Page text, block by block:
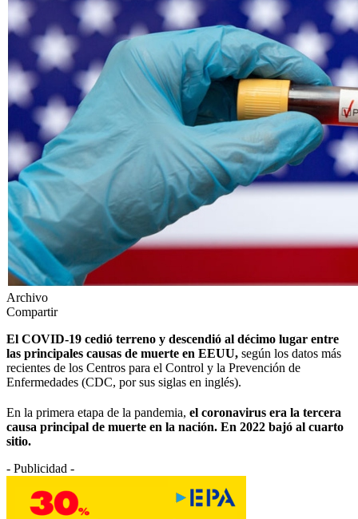
Archivo
Compartir
El COVID-19 cedió terreno y descendió al décimo lugar entre
las principales causas de muerte en EEUU, según los datos más
recientes de los Centros para el Control y la Prevención de
Enfermedades (CDC, por sus siglas en inglés).
En la primera etapa de la pandemia, el coronavirus era la tercera
causa principal de muerte en la nación. En 2022 bajó al cuarto
sitio.
- Publicidad -